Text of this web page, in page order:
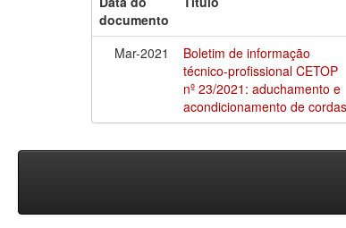
documento
Mar-2021
Boletim de informação
técnico-profissional CETOP
nº 23/2021: aduchamento e
acondicionamento de cordas